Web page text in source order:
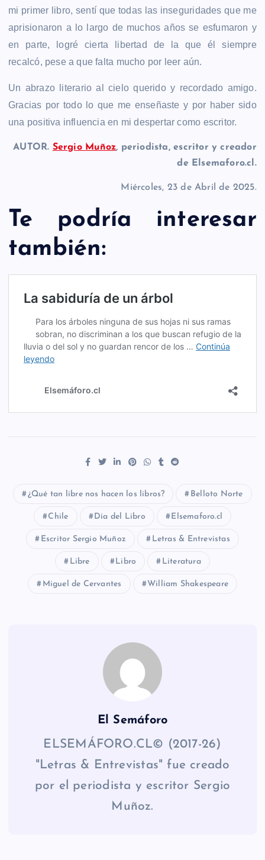
mi primer libro, sentí que todas las inseguridades que me
aprisionaron a lo largo de muchos años se esfumaron y
en parte, logré cierta libertad de la que él siempre
recalcó, pese a que falta mucho por leer aún.
Un abrazo literario al cielo querido y recordado amigo.
Gracias por todo lo que me enseñaste y por haber sido
una positiva influencia en mi despertar como escritor.
AUTOR. Sergio Muñoz, periodista, escritor y creador
de Elsemaforo.cl.
Miércoles, 23 de Abril de 2025.
Te podría interesar
también:
¿Qué tan libre nos hacen los libros? Belloto Norte
Chile Día del Libro Elsemaforo.cl
Escritor Sergio Muñoz Letras & Entrevistas
Libre Libro Literatura
Miguel de Cervantes William Shakespeare
El Semáforo
ELSEMÁFORO.CL© (2017-26)
"Letras & Entrevistas" fue creado
por el periodista y escritor Sergio
Muñoz.